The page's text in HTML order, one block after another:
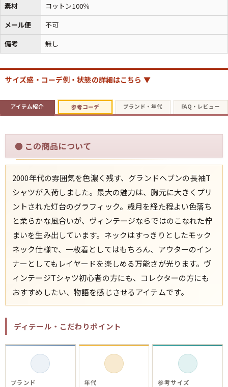
素材
コットン100％
メール便
不可
備考
無し
サイズ感・コーデ例・状態の詳細はこちら ▼
アイテム紹介 参考コーデ ブランド・年代 FAQ・レビュー
● この商品について
2000年代の雰囲気を色濃く残す、グランドヘブンの長袖T
シャツが入荷しました。最大の魅力は、胸元に大きくプリ
ントされた灯台のグラフィック。歳月を経た程よい色落ち
と柔らかな風合いが、ヴィンテージならではのこなれた佇
まいを生み出しています。ネックはすっきりとしたモック
ネック仕様で、一枚着としてはもちろん、アウターのイン
ナーとしてもレイヤードを楽しめる万能さが光ります。ヴ
ィンテージTシャツ初心者の方にも、コレクターの方にも
おすすめしたい、物語を感じさせるアイテムです。
ディテール・こだわりポイント
ブランド 年代 参考サイズ